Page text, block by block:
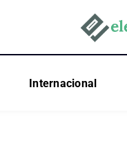
Internacional